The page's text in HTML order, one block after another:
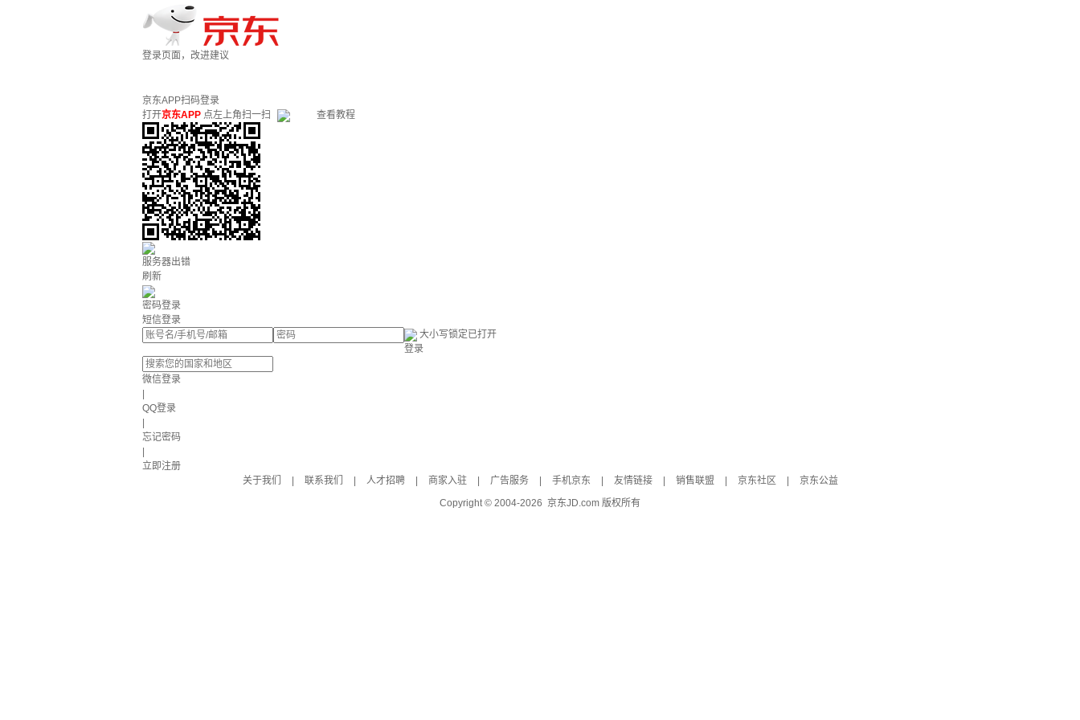
登录页面，改进建议
京东APP扫码登录
打开京东APP 点左上角扫一扫 查看教程
服务器出错
刷新
密码登录
短信登录
大小写锁定已打开
登录
微信登录
QQ登录
忘记密码
立即注册
关于我们
联系我们 人才招聘 商家入驻 广告服务 手机京东 友情链接 销售联盟 京东社区
京东公益
Copyright © 2004-2026 京东JD.com 版权所有